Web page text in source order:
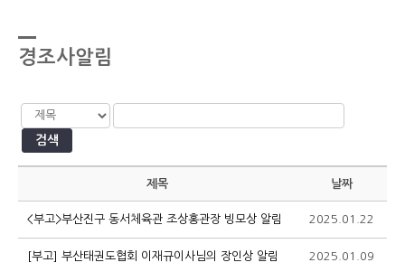
경조사알림
검색
제목 날짜
<부고>부산진구 동서체육관 조상홍관장 빙모상 알림 2025.01.22
[부고] 부산태권도협회 이재규이사님의 장인상 알림 2025.01.09